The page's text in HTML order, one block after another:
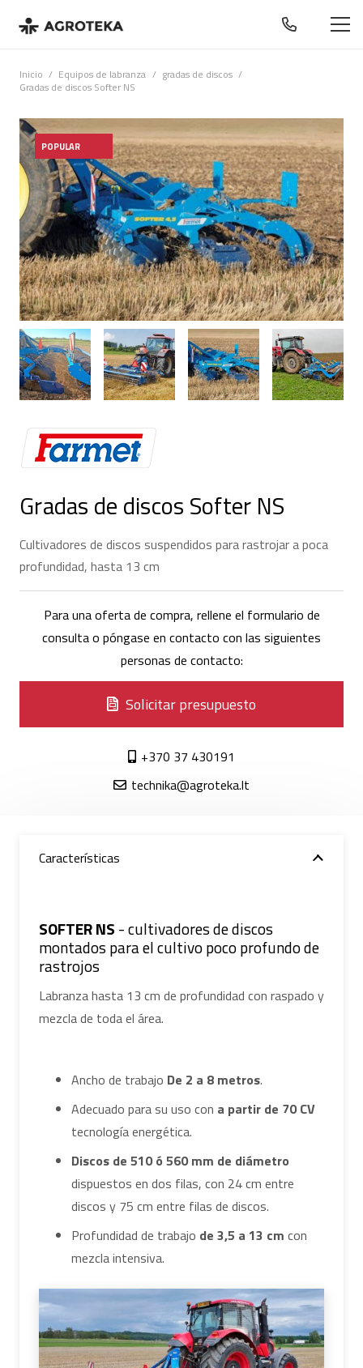
Inicio / Equipos de labranza / gradas de discos /
Gradas de discos Softer NS
POPULAR
Gradas de discos Softer NS
Cultivadores de discos suspendidos para rastrojar a poca
profundidad, hasta 13 cm
Para una oferta de compra, rellene el formulario de
consulta o póngase en contacto con las siguientes
personas de contacto:
Solicitar presupuesto
+370 37 430191
technika@agroteka.lt
Características
SOFTER NS - cultivadores de discos
montados para el cultivo poco profundo de
rastrojos
Labranza hasta 13 cm de profundidad con raspado y
mezcla de toda el área.
Ancho de trabajo De 2 a 8 metros.
Adecuado para su uso con a partir de 70 CV
tecnología energética.
Discos de 510 ó 560 mm de diámetro
dispuestos en dos filas, con 24 cm entre
discos y 75 cm entre filas de discos.
Profundidad de trabajo de 3,5 a 13 cm con
mezcla intensiva.